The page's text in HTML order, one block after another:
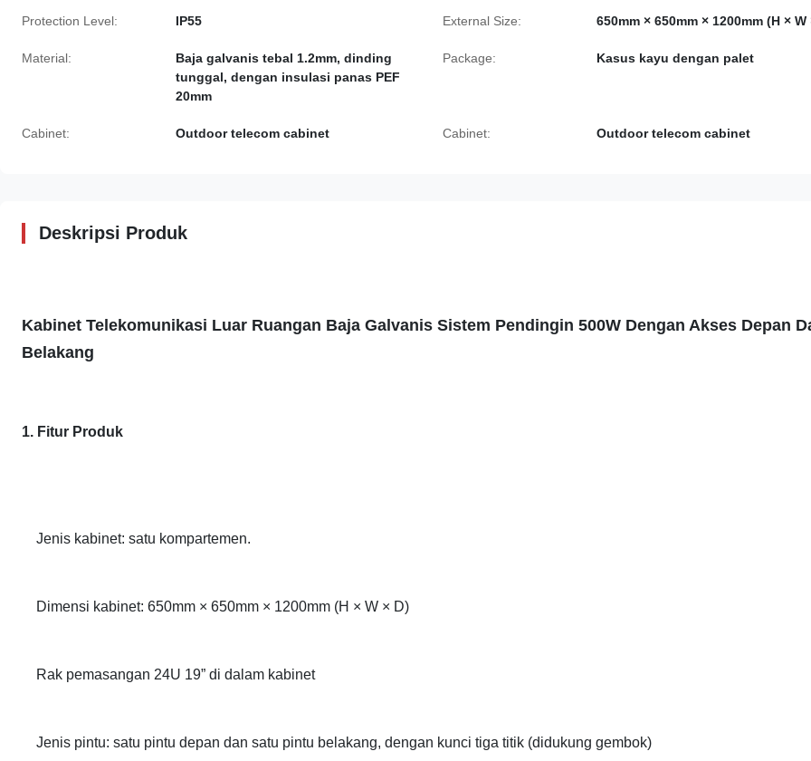
Protection Level: IP55 External Size: 650mm × 650mm × 1200mm (H × W
Material:
Baja galvanis tebal 1.2mm, dinding
tunggal, dengan insulasi panas PEF
20mm
Package: Kasus kayu dengan palet
Cabinet: Outdoor telecom cabinet Cabinet: Outdoor telecom cabinet
Deskripsi Produk
Kabinet Telekomunikasi Luar Ruangan Baja Galvanis Sistem Pendingin 500W Dengan Akses Depan
Belakang
1. Fitur Produk
Jenis kabinet: satu kompartemen.
Dimensi kabinet: 650mm × 650mm × 1200mm (H × W × D)
Rak pemasangan 24U 19” di dalam kabinet
Jenis pintu: satu pintu depan dan satu pintu belakang, dengan kunci tiga titik (didukung gembok)